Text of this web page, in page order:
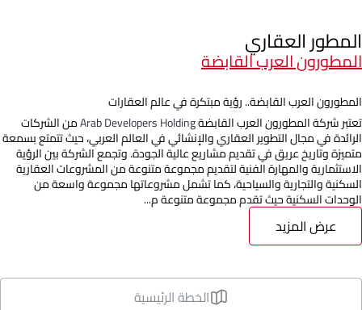
المطور العقاري
المطورون العرب القابضة
المطورون العرب القابضة.. رؤية مبتكرة في عالم العقارات
تعتبر شركة المطورون العرب القابضةArab Developers Holdingمن الشركات
الرائدة في مجال التطوير العقاري والإنشائي في العالم العربي، حيث تتمتع بسمعة
متميزة وتاريخ عريق في تقديم مشاريع عالية الجودة. وتجمع الشركة بين الرؤية
الاستثمارية والمهارة الفنية لتقديم مجموعة متنوعة من المشروعات العقارية
السكنية والتجارية والسياحية، كما تشمل مشروعاتها مجموعة واسعة من
الوحدات السكنية حيث تقدم مجموعة متنوعة م...
عرض المزيد
الخطة الرئيسية